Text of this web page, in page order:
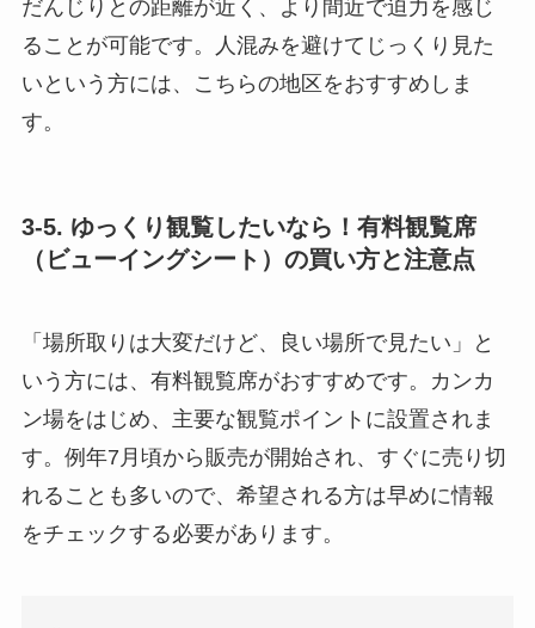
だんじりとの距離が近く、より間近で迫力を感じ
ることが可能です。人混みを避けてじっくり見た
いという方には、こちらの地区をおすすめしま
す。
3-5. ゆっくり観覧したいなら！有料観覧席
（ビューイングシート）の買い方と注意点
「場所取りは大変だけど、良い場所で見たい」と
いう方には、有料観覧席がおすすめです。カンカ
ン場をはじめ、主要な観覧ポイントに設置されま
す。例年7月頃から販売が開始され、すぐに売り切
れることも多いので、希望される方は早めに情報
をチェックする必要があります。